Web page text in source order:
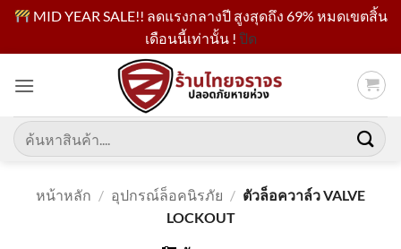
MID YEAR SALE!! ลดแรงกลางปี สูงสุดถึง 69% หมดเขตสิ้น
เดือนนี้เท่านั้น ! ปิด
เนื้อหา
ค้นหา:
หน้าหลัก / อุปกรณ์ล็อคนิรภัย / ตัวล็อควาล์ว VALVE
LOCKOUT